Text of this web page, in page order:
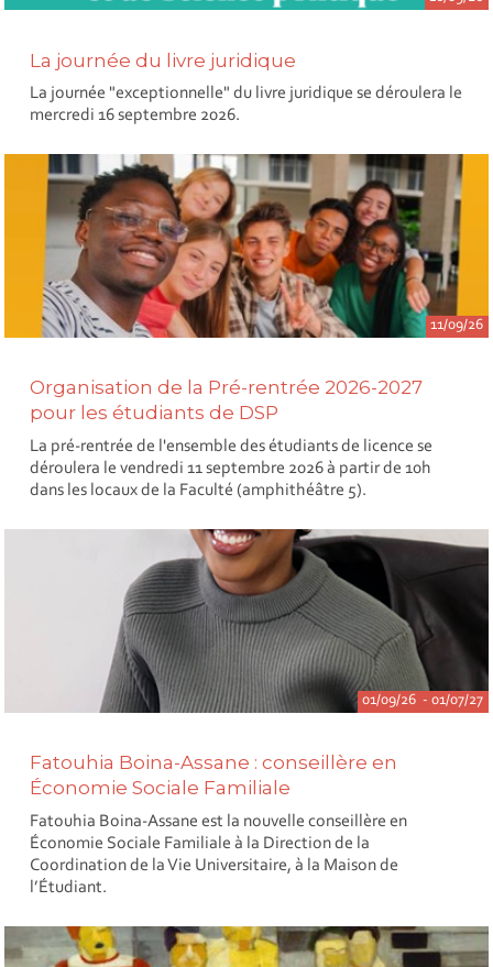
La journée du livre juridique
La journée "exceptionnelle" du livre juridique se déroulera le
mercredi 16 septembre 2026.
11/09/26
Organisation de la Pré-rentrée 2026-2027
pour les étudiants de DSP
La pré-rentrée de l'ensemble des étudiants de licence se
déroulera le vendredi 11 septembre 2026 à partir de 10h
dans les locaux de la Faculté (amphithéâtre 5).
01/09/26 - 01/07/27
Fatouhia Boina-Assane : conseillère en
Économie Sociale Familiale
Fatouhia Boina-Assane est la nouvelle conseillère en
Économie Sociale Familiale à la Direction de la
Coordination de la Vie Universitaire, à la Maison de
l’Étudiant.